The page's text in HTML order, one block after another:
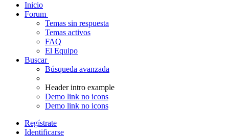
Inicio
Forum
Temas sin respuesta
Temas activos
FAQ
El Equipo
Buscar
Búsqueda avanzada
Header intro example
Demo link no icons
Demo link no icons
Regístrate
Identificarse